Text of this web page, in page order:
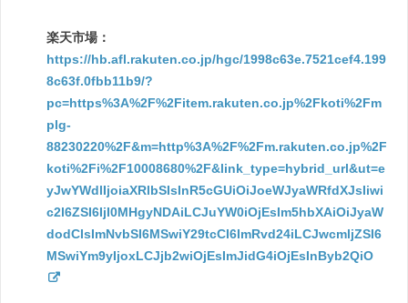
楽天市場：
https://hb.afl.rakuten.co.jp/hgc/1998c63e.7521cef4.199
8c63f.0fbb11b9/?
pc=https%3A%2F%2Fitem.rakuten.co.jp%2Fkoti%2Fm
plg-
88230220%2F&m=http%3A%2F%2Fm.rakuten.co.jp%2F
koti%2Fi%2F10008680%2F&link_type=hybrid_url&ut=e
yJwYWdlIjoiaXRlbSIsInR5cGUiOiJoeWJyaWRfdXJsIiwi
c2l6ZSI6IjI0MHgyNDAiLCJuYW0iOjEsIm5hbXAiOiJyaW
dodCIsImNvbSI6MSwiY29tcCI6ImRvd24iLCJwcmljZSI6
MSwiYm9yIjoxLCJjb2wiOjEsImJidG4iOjEsInByb2QiO